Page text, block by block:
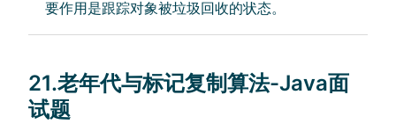
要作用是跟踪对象被垃圾回收的状态。
21.老年代与标记复制算法-Java面
试题